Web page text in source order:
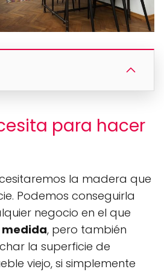
para hacer
la madera que
Podemos conseguirla
negocio en el que
, pero también
la superficie de
viejo, si simplemente